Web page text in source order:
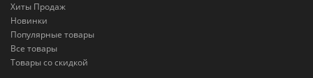
Хиты Продаж
Новинки
Популярные товары
Все товары
Товары со скидкой